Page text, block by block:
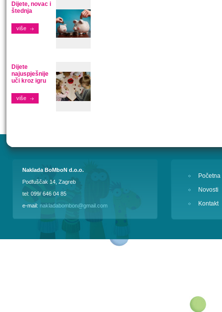
Dijete, novac i
štednja
više
Dijete
najuspješnije
uči kroz igru
više
Naklada BoMboN d.o.o.
Podfuščak 14, Zagreb
tel: 099/ 646 04 85
e-mail: nakladabombon@gmail.com
Početna
Novosti
Kontakt